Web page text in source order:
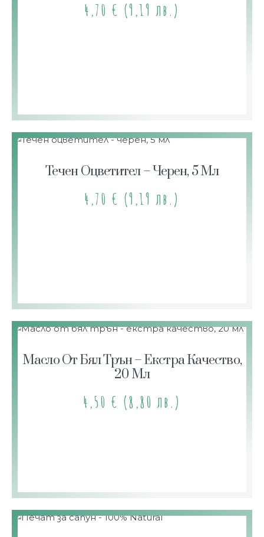
4,70 € (9,19 лв.)
Течен Оцветител – Черен, 5 Мл
4,70 € (9,19 лв.)
Масло От Бял Трън – Екстра Качество,
20 Мл
4,50 € (8,80 лв.)